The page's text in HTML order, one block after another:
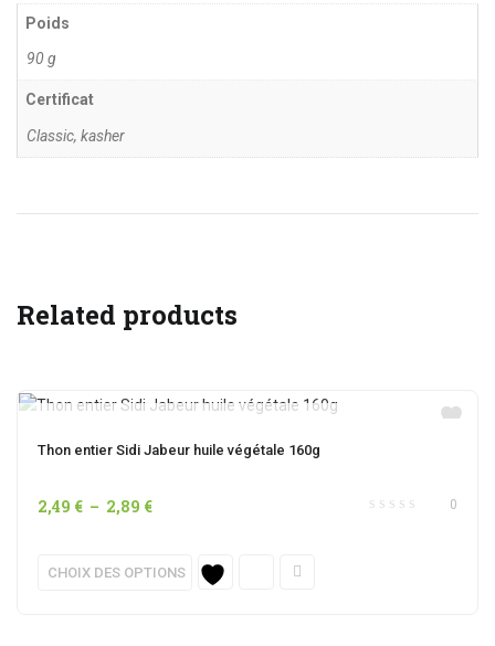
Poids
90 g
Certificat
Classic, kasher
Related products
Thon entier Sidi Jabeur huile végétale 160g
0
2,49 € – 2,89 €Plage
2,49 €
CHOIX DES OPTIONS
Ce
produit